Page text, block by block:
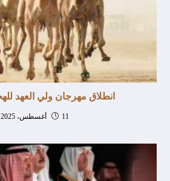
انطلاق مهرجان ولي العهد
11 أغسطس، 2025